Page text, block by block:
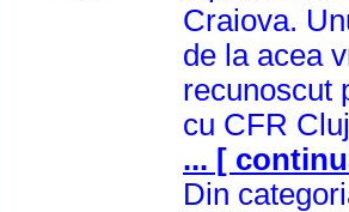
Craiova.
de la acea
recunoscut
cu CFR Cluj
... [
Din